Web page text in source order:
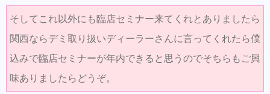
そしてこれ以外にも臨店セミナー来てくれとありましたら
関西ならデミ取り扱いディーラーさんに言ってくれたら僕
込みで臨店セミナーが年内できると思うのでそちらもご興
味ありましたらどうぞ。